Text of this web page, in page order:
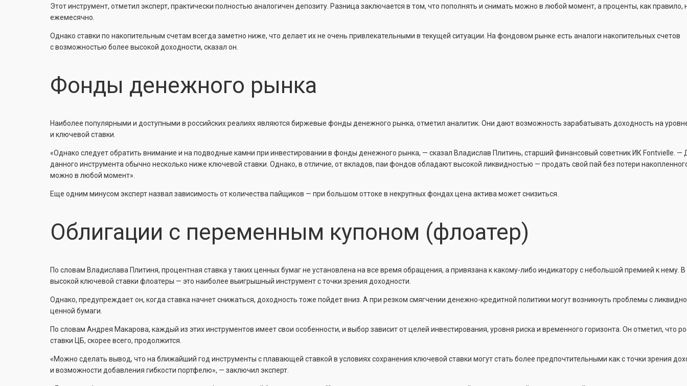
Этот инструмент, отметил эксперт, практически полностью аналогичен депозиту. Разница заключается в том, что пополнять и снимать можно в любой момент, а проценты, как правило,
ежемесячно.
Однако ставки по накопительным счетам всегда заметно ниже, что делает их не очень привлекательными в текущей ситуации. На фондовом рынке есть аналоги накопительных счетов
с возможностью более высокой доходности, сказал он.
Фонды денежного рынка
Наиболее популярными и доступными в российских реалиях являются биржевые фонды денежного рынка, отметил аналитик. Они дают возможность зарабатывать доходность на
и ключевой ставки.
«Однако следует обратить внимание и на подводные камни при инвестировании в фонды денежного рынка, — сказал Владислав Плитинь, старший финансовый советник ИК Fontvielle. —
данного инструмента обычно несколько ниже ключевой ставки. Однако, в отличие, от вкладов, паи фондов обладают высокой ликвидностью — продать свой пай без потери
можно в любой момент».
Еще одним минусом эксперт назвал зависимость от количества пайщиков — при большом оттоке в некрупных фондах цена актива может снизиться.
Облигации с переменным купоном (флоатер)
По словам Владислава Плитиня, процентная ставка у таких ценных бумаг не установлена на все время обращения, а привязана к какому-либо индикатору с небольшой премией к нему.
высокой ключевой ставки флоатеры — это наиболее выигрышный инструмент с точки зрения доходности.
Однако, предупреждает он, когда ставка начнет снижаться, доходность тоже пойдет вниз. А при резком смягчении денежно-кредитной политики могут возникнуть проблемы с
ценной бумаги.
По словам Андрея Макарова, каждый из этих инструментов имеет свои особенности, и выбор зависит от целей инвестирования, уровня риска и временного горизонта. Он отметил, что
ставки ЦБ, скорее всего, продолжится.
«Можно сделать вывод, что на ближайший год инструменты с плавающей ставкой в условиях сохранения ключевой ставки могут стать более предпочтительными как с точки зрения
и возможности добавления гибкости портфелю», — заключил эксперт.